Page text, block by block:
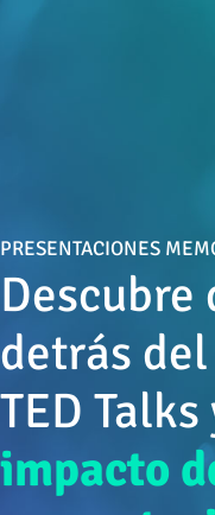
PRESENTACIONES
Descubre
detrás
TED Talks
impacto